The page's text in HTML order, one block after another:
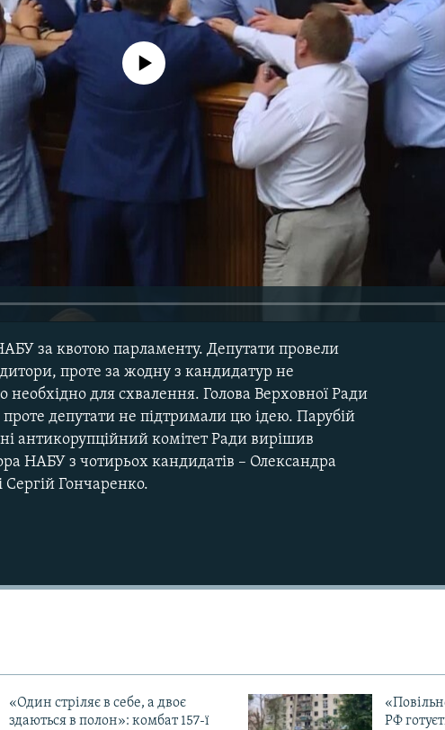
No media source currently available
за квотою парламенту. Депутати провели
проте за жодну з кандидатур не
для схвалення. Голова Верховної Ради
депутати не підтримали цю ідею. Парубій
антикорупційний комітет Ради вирішив
НАБУ з чотирьох кандидатів – Олександра
Гончаренко.
«Один стріляє в себе, а двоє
здаються в полон»: комбат 157-ї
РФ